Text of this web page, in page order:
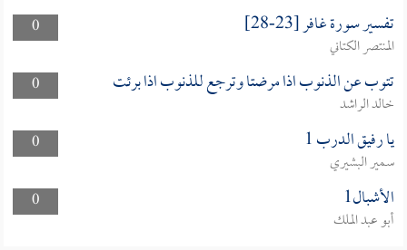
0
تفسير سورة غافر [23-28]
المنتصر الكتاني
0
تتوب عن الذنوب اذا مرضتا وترجع للذنوب اذا برئت
خالد الراشد
0
يا رفيق الدرب 1
سمير البشيري
0
الأشبال1
أبو عبد الملك